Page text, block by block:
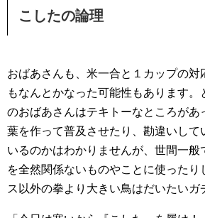
こしたの論理
おばあさんも、米一合と１カップの対
もなんとかなった可能性もあります。
のおばあさんはテキトーなところがあ
葉を作って普及させたり、勘違いして
いるのかはわかりませんが、世間一般
を全然関係ないものやことに使ったり
ス以外の拳より大きい鳥はだいたいガ